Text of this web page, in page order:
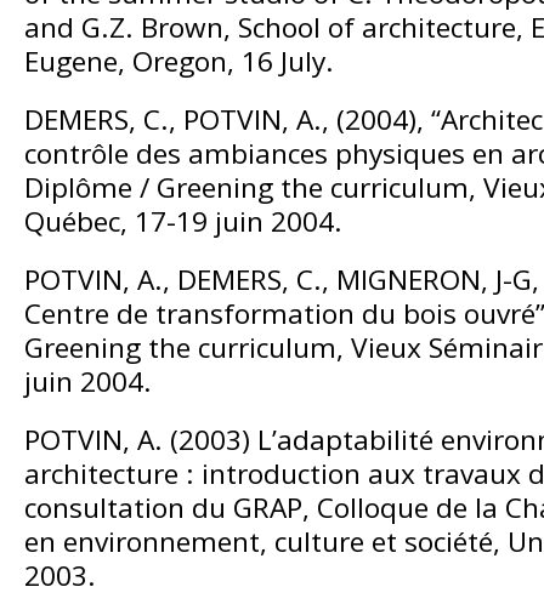
and G.Z. Brown, School of architecture,
Eugene, Oregon, 16 July.
DEMERS, C., POTVIN, A., (2004),
contrôle des ambiances physiques en
Diplôme / Greening the curriculum,
Québec, 17-19 juin 2004.
POTVIN, A., DEMERS, C., MIGNERON, J-
Centre de transformation du bois
Greening the curriculum, Vieux
juin 2004.
POTVIN, A. (2003) L’adaptabilité
architecture : introduction aux travaux
consultation du GRAP, Colloque de la
en environnement, culture et société,
2003.